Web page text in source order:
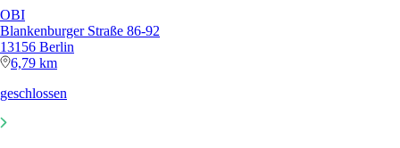
OBI
Blankenburger Straße 86-92
13156 Berlin
6,79 km
geschlossen